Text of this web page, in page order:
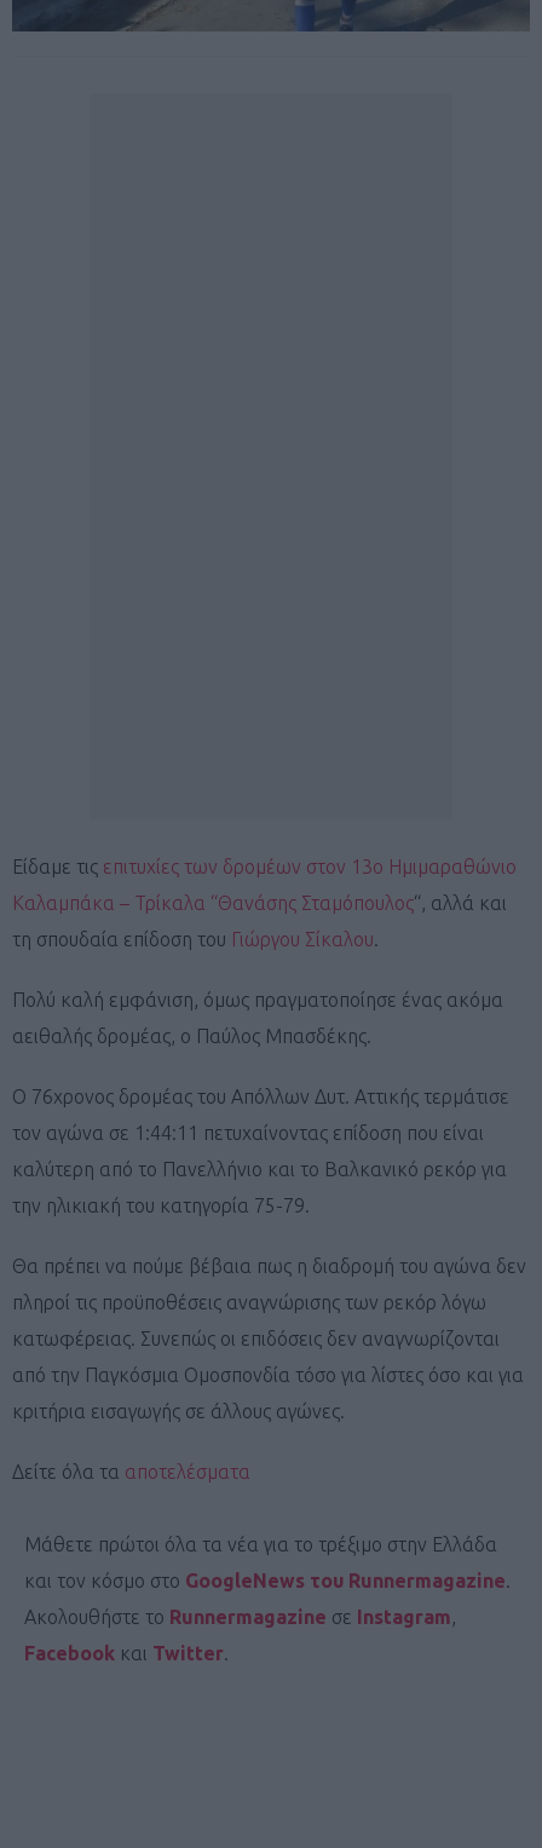
Είδαμε τις επιτυχίες των δρομέων στον 13ο Ημιμαραθώνιο
Καλαμπάκα – Τρίκαλα “Θανάσης Σταμόπουλος“, αλλά και
τη σπουδαία επίδοση του Γιώργου Σίκαλου.
Πολύ καλή εμφάνιση, όμως πραγματοποίησε ένας ακόμα
αειθαλής δρομέας, ο Παύλος Μπασδέκης.
Ο 76χρονος δρομέας του Απόλλων Δυτ. Αττικής τερμάτισε
τον αγώνα σε 1:44:11 πετυχαίνοντας επίδοση που είναι
καλύτερη από το Πανελλήνιο και το Βαλκανικό ρεκόρ για
την ηλικιακή του κατηγορία 75-79.
Θα πρέπει να πούμε βέβαια πως η διαδρομή του αγώνα δεν
πληροί τις προϋποθέσεις αναγνώρισης των ρεκόρ λόγω
κατωφέρειας. Συνεπώς οι επιδόσεις δεν αναγνωρίζονται
από την Παγκόσμια Ομοσπονδία τόσο για λίστες όσο και για
κριτήρια εισαγωγής σε άλλους αγώνες.
Δείτε όλα τα αποτελέσματα
Μάθετε πρώτοι όλα τα νέα για το τρέξιμο στην Ελλάδα
και τον κόσμο στο GoogleNews του Runnermagazine.
Ακολουθήστε το Runnermagazine σε Instagram,
Facebook και Twitter.